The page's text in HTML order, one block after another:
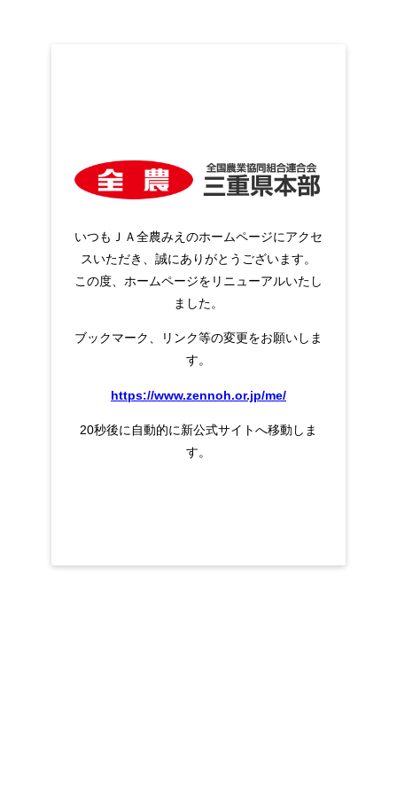
いつもＪＡ全農みえのホームページにアクセ
スいただき、誠にありがとうございます。
この度、ホームページをリニューアルいたし
ました。
ブックマーク、リンク等の変更をお願いしま
す。
https://www.zennoh.or.jp/me/
20秒後に自動的に新公式サイトへ移動しま
す。